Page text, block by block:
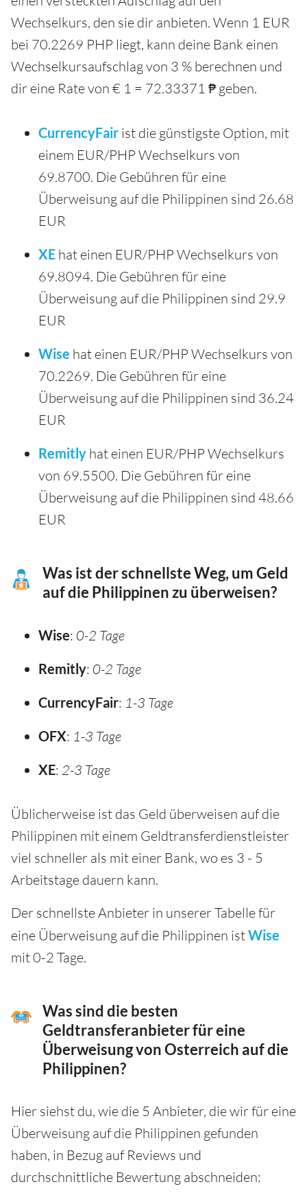
Wechselkurs, den sie dir anbieten. Wenn 1 EUR
bei 70.2269 PHP liegt, kann deine Bank einen
Wechselkursaufschlag von 3 % berechnen und
dir eine Rate von € 1 = 72.33371 ₱ geben.
CurrencyFair ist die günstigste Option, mit
einem EUR/PHP Wechselkurs von
69.8700. Die Gebühren für eine
Überweisung auf die Philippinen sind 26.68
EUR
XE hat einen EUR/PHP Wechselkurs von
69.8094. Die Gebühren für eine
Überweisung auf die Philippinen sind 29.9
EUR
Wise hat einen EUR/PHP Wechselkurs von
70.2269. Die Gebühren für eine
Überweisung auf die Philippinen sind 36.24
EUR
Remitly hat einen EUR/PHP Wechselkurs
von 69.5500. Die Gebühren für eine
Überweisung auf die Philippinen sind 48.66
EUR
Was ist der schnellste Weg, um Geld
auf die Philippinen zu überweisen?
Wise: 0-2 Tage
Remitly: 0-2 Tage
CurrencyFair: 1-3 Tage
OFX: 1-3 Tage
XE: 2-3 Tage
Üblicherweise ist das Geld überweisen auf die
Philippinen mit einem Geldtransferdienstleister
viel schneller als mit einer Bank, wo es 3 - 5
Arbeitstage dauern kann.
Der schnellste Anbieter in unserer Tabelle für
eine Überweisung auf die Philippinen istWise
mit 0-2 Tage.
Was sind die besten
Geldtransferanbieter für eine
Überweisung von Osterreich auf die
Philippinen?
Hier siehst du, wie die 5 Anbieter, die wir für eine
Überweisung auf die Philippinen gefunden
haben, in Bezug auf Reviews und
durchschnittliche Bewertung abschneiden: